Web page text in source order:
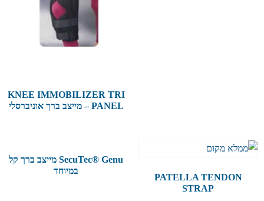
KNEE IMMOBILIZER TRI
PANEL – מייצב ברך אוניברסלי
PATELLA TENDON
STRAP
SecuTec® Genu מייצב ברך קל
במיוחד